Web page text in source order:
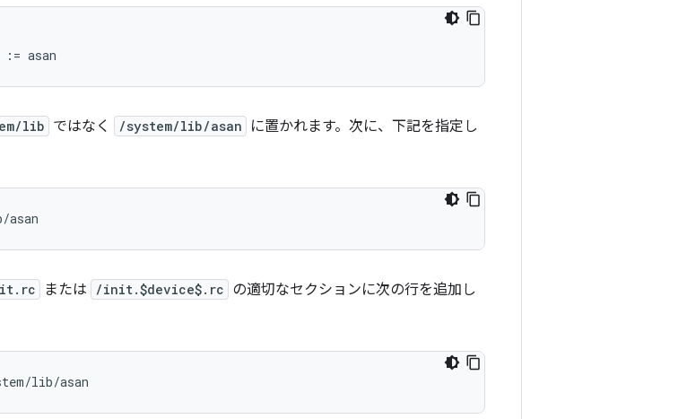
lib ではなく /system/lib/asan
に置かれます。次に、下記を指定し
asan
または /init.$device$.rc の適切なセクションに次の行を追加し